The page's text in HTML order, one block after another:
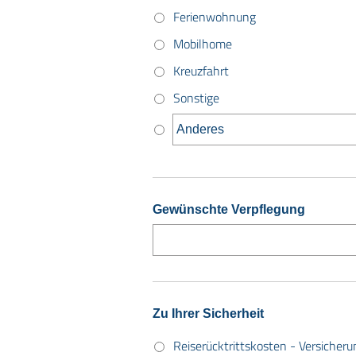
Ferienwohnung
Mobilhome
Kreuzfahrt
Sonstige
Gewünschte Verpflegung
Zu Ihrer Sicherheit
Reiserücktrittskosten -